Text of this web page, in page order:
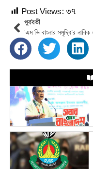
Post Views:৩৭
পূর্ববর্তী